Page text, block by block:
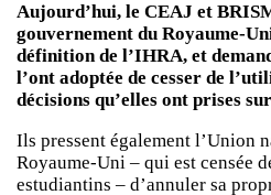
Aujourd’hui, le CEAJ et
gouvernement du Royaume-
définition de l’IHRA, et
l’ont adoptée de cesser de
décisions qu’elles ont prises
Ils pressent également l’Union
Royaume-Uni – qui est censée
estudiantins – d’annuler sa